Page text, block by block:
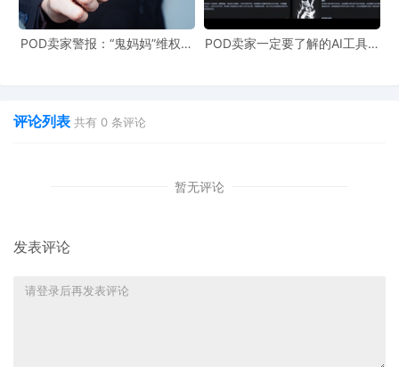
多数卖家仅关注商标侵权，忽视版权风险
难以追溯素材版权归属
POD卖家警报：“鬼妈妈”维权致
POD卖家一定要了解的AI工具，
评论列表 共有 0 条评论
暂无评论
发表评论